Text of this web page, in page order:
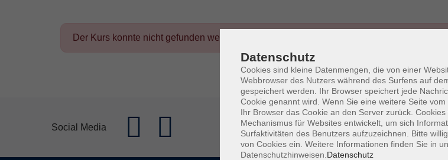
Der Kurs konnte nicht gefunden werden.
Social Media Impressum AGBs
Datenschutz
Cookies sind kleine Datenmengen, die von einer
Webbrowser des Nutzers während des Surfens auf
gespeichert werden. Ihr Browser speichert jede
Cookie genannt wird. Wenn Sie eine weitere Seite
Ihr Browser das Cookie an den Server zurück.
Mechanismus für Websites entwickelt, um sich
Surfaktivitäten des Benutzers aufzuzeichnen. Bitte
von Cookies ein. Weitere Informationen finden Sie in
Datenschutzhinweisen. Datenschutz